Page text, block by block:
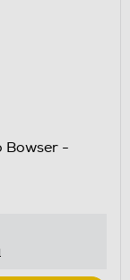
Bowser -